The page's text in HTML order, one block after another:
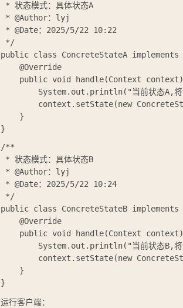
* 状态模式：具体状态A
* @Author：lyj
* @Date：2025/5/22 10:22
*/
public class ConcreteStateA
    @Override
public void handle(Context
System.out.println("当前状态A,将
context.setState(new
    }
/**
* 状态模式：具体状态B
* @Author：lyj
* @Date：2025/5/22 10:24
*/
public class ConcreteStateB
    @Override
public void handle(Context
System.out.println("当前状态B,将
context.setState(new
    }
运行客户端：